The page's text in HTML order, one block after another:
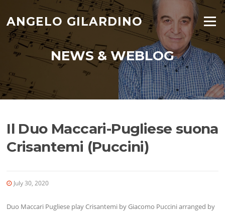
content
ANGELO GILARDINO Menu
NEWS & WEBLOG
Il Duo Maccari-Pugliese suona
Crisantemi (Puccini)
July 30, 2020
Duo Maccari Pugliese play Crisantemi by Giacomo Puccini arranged by